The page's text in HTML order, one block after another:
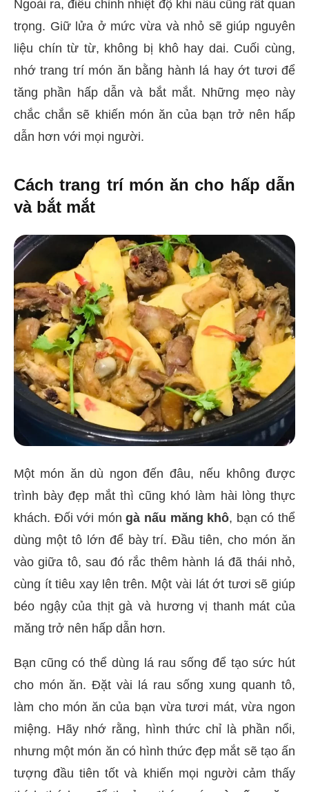
Ngoài ra, điều chỉnh nhiệt độ khi nấu cũng rất quan
trọng. Giữ lửa ở mức vừa và nhỏ sẽ giúp nguyên
liệu chín từ từ, không bị khô hay dai. Cuối cùng,
nhớ trang trí món ăn bằng hành lá hay ớt tươi để
tăng phần hấp dẫn và bắt mắt. Những mẹo này
chắc chắn sẽ khiến món ăn của bạn trở nên hấp
dẫn hơn với mọi người.
Cách trang trí món ăn cho hấp dẫn
và bắt mắt
Một món ăn dù ngon đến đâu, nếu không được
trình bày đẹp mắt thì cũng khó làm hài lòng thực
khách. Đối với móngà nấu măng khô, bạn có thể
dùng một tô lớn để bày trí. Đầu tiên, cho món ăn
vào giữa tô, sau đó rắc thêm hành lá đã thái nhỏ,
cùng ít tiêu xay lên trên. Một vài lát ớt tươi sẽ giúp
béo ngậy của thịt gà và hương vị thanh mát của
măng trở nên hấp dẫn hơn.
Bạn cũng có thể dùng lá rau sống để tạo sức hút
cho món ăn. Đặt vài lá rau sống xung quanh tô,
làm cho món ăn của bạn vừa tươi mát, vừa ngon
miệng. Hãy nhớ rằng, hình thức chỉ là phần nổi,
nhưng một món ăn có hình thức đẹp mắt sẽ tạo ấn
tượng đầu tiên tốt và khiến mọi người cảm thấy